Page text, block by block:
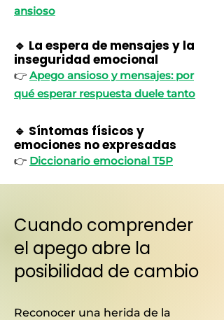
ansioso
🔹 La espera de mensajes y la
inseguridad emocional
👉 Apego ansioso y mensajes: por
qué esperar respuesta duele tanto
🔹 Síntomas físicos y
emociones no expresadas
👉 Diccionario emocional T5P
Cuando comprender
el apego abre la
posibilidad de cambio
Reconocer una herida de la